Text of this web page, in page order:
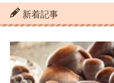
新着記事